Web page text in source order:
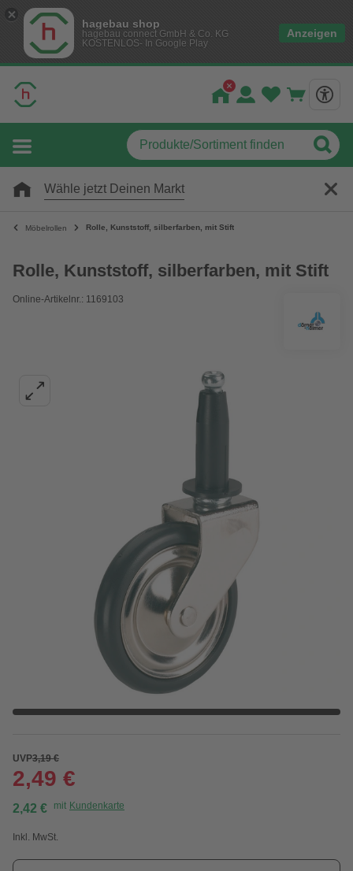
hagebau shop
hagebau connect GmbH & Co. KG
KOSTENLOS- In Google Play
Anzeigen
Wähle jetzt Deinen Markt
Möbelrollen Rolle, Kunststoff, silberfarben, mit Stift
Rolle, Kunststoff, silberfarben, mit Stift
Online-Artikelnr.: 1169103
UVP3,19 €
2,49 €
2,42 € mit Kundenkarte
Inkl. MwSt.